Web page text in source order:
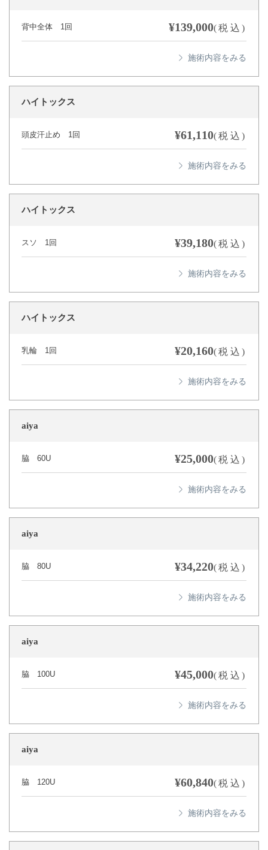
背中全体 1回 ¥139,000(税込)
ハイトックス
頭皮汗止め 1回 ¥61,110(税込)
ハイトックス
スソ 1回 ¥39,180(税込)
ハイトックス
乳輪 1回 ¥20,160(税込)
aiya
脇 60U ¥25,000(税込)
aiya
脇 80U ¥34,220(税込)
aiya
脇 100U ¥45,000(税込)
aiya
脇 120U ¥60,840(税込)